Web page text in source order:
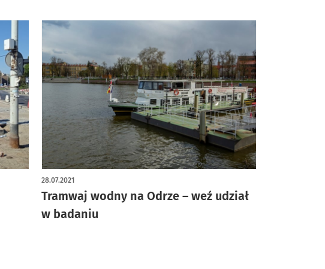
Tramwaj wodny na Odrze – weź udział
w badaniu
28.07.2021